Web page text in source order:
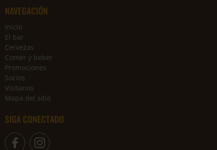
NAVEGACIÓN
Inicio
El bar
Cervezas
Comer y beber
Promociones
Socios
Visitanos
Mapa del sitio
SIGA CONECTADO